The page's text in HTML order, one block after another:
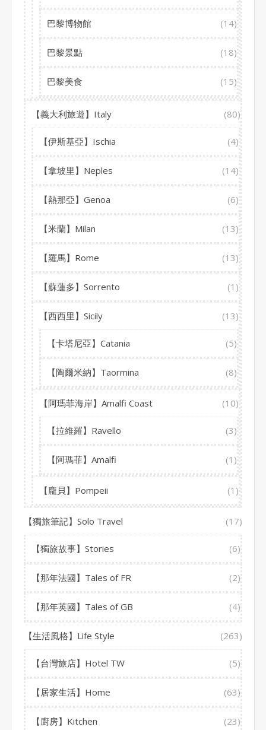
巴黎博物館 (14)
巴黎景點 (18)
巴黎美食 (15)
【義大利旅遊】Italy (80)
【伊斯基亞】Ischia (4)
【拿坡里】Neples (14)
【熱那亞】Genoa (6)
【米蘭】Milan (13)
【羅馬】Rome (13)
【蘇蓮多】Sorrento (1)
【西西里】Sicily (13)
【卡塔尼亞】Catania (5)
【陶爾米納】Taormina (8)
【阿瑪菲海岸】Amalfi Coast (10)
【拉維羅】Ravello (3)
【阿瑪菲】Amalfi (1)
【龐貝】Pompeii (1)
【獨旅筆記】Solo Travel (17)
【獨旅故事】Stories (6)
【那年法國】Tales of FR (2)
【那年英國】Tales of GB (4)
【生活風格】Life Style (263)
【台灣旅店】Hotel TW (5)
【居家生活】Home (63)
【廚房】Kitchen (23)